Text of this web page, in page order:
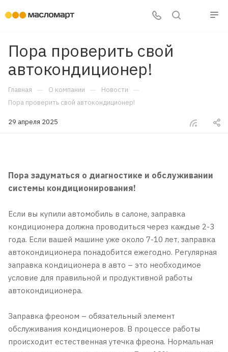
Пора проверить свой
автокондиционер!
Главная — О компании — Новости —
Пора проверить свой автокондиционер!
29 апреля 2025
Пора задуматься о диагностике и обслуживании
системы кондиционирования!
Если вы купили автомобиль в салоне, заправка
кондиционера должна проводиться через каждые 2-3
года. Если вашей машине уже около 7-10 лет, заправка
автокондиционера понадобится ежегодно. Регулярная
заправка кондиционера в авто – это необходимое
условие для правильной и продуктивной работы
автокондиционера.
Заправка фреоном – обязательный элемент
обслуживания кондиционеров. В процессе работы
происходит естественная утечка фреона. Нормальная